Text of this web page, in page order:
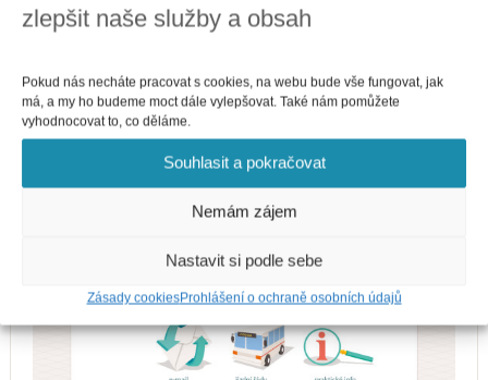
zlepšit naše služby a obsah
Pokud nás necháte pracovat s cookies, na webu bude vše fungovat, jak
má, a my ho budeme moct dále vylepšovat. Také nám pomůžete
vyhodnocovat to, co děláme.
Souhlasit a pokračovat
Nemám zájem
Nastavit si podle sebe
Zásady cookiesProhlášení o ochraně osobních údajů